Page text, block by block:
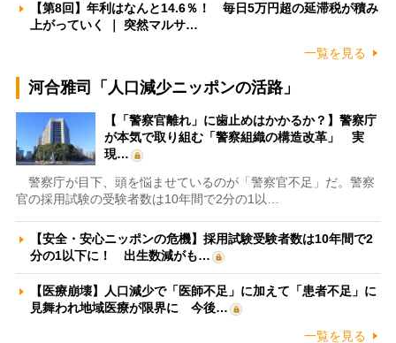
【第8回】年利はなんと14.6％！ 毎日5万円超の延滞税が積み
上がっていく ｜ 突然マルサ…
一覧を見る
河合雅司「人口減少ニッポンの活路」
【「警察官離れ」に歯止めはかかるか？】警察庁
が本気で取り組む「警察組織の構造改革」 実
現…
警察庁が目下、頭を悩ませているのが「警察官不足」だ。警察
官の採用試験の受験者数は10年間で2分の1以…
【安全・安心ニッポンの危機】採用試験受験者数は10年間で2
分の1以下に！ 出生数減がも…
【医療崩壊】人口減少で「医師不足」に加えて「患者不足」に
見舞われ地域医療が限界に 今後…
一覧を見る